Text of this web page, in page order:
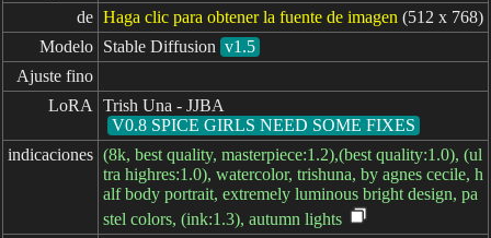
de Haga clic para obtener la fuente de imagen (512 x 768)
Modelo Stable Diffusion v1.5
Ajuste fino
LoRA
Trish Una - JJBA
V0.8 SPICE GIRLS NEED SOME FIXES
indicaciones (8k, best quality, masterpiece:1.2),(best quality:1.0), (ul
tra highres:1.0), watercolor, trishuna, by agnes cecile, h
alf body portrait, extremely luminous bright design, pa
stel colors, (ink:1.3), autumn lights